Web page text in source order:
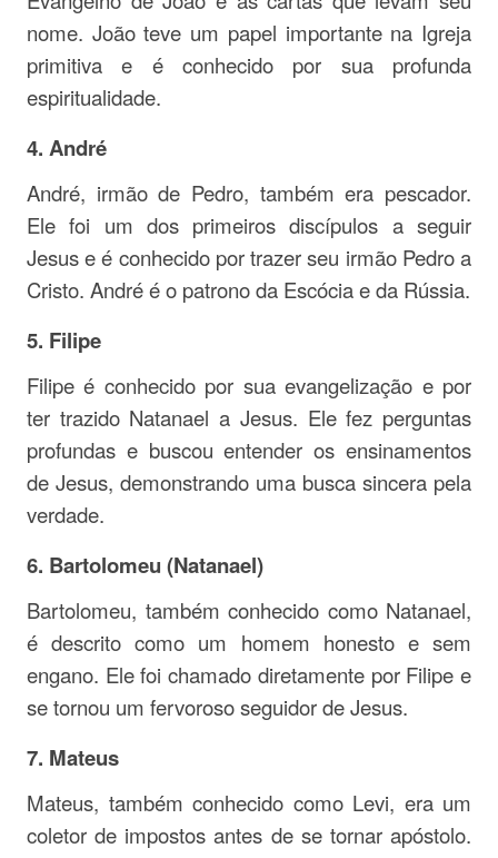
nome. João teve um papel importante na Igreja
primitiva e é conhecido por sua profunda
espiritualidade.
4. André
André, irmão de Pedro, também era pescador.
Ele foi um dos primeiros discípulos a seguir
Jesus e é conhecido por trazer seu irmão Pedro a
Cristo. André é o patrono da Escócia e da Rússia.
5. Filipe
Filipe é conhecido por sua evangelização e por
ter trazido Natanael a Jesus. Ele fez perguntas
profundas e buscou entender os ensinamentos
de Jesus, demonstrando uma busca sincera pela
verdade.
6. Bartolomeu (Natanael)
Bartolomeu, também conhecido como Natanael,
é descrito como um homem honesto e sem
engano. Ele foi chamado diretamente por Filipe e
se tornou um fervoroso seguidor de Jesus.
7. Mateus
Mateus, também conhecido como Levi, era um
coletor de impostos antes de se tornar apóstolo.